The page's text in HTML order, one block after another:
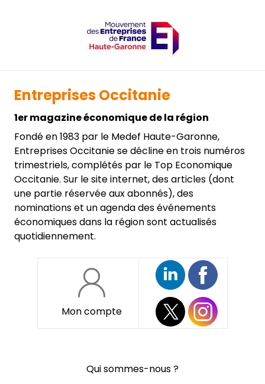
Entreprises Occitanie
1er magazine économique de la région
Fondé en 1983 par le Medef Haute-Garonne,
Entreprises Occitanie se décline en trois numéros
trimestriels, complétés par le Top Economique
Occitanie. Sur le site internet, des articles (dont
une partie réservée aux abonnés), des
nominations et un agenda des événements
économiques dans la région sont actualisés
quotidiennement.
Mon compte
Qui sommes-nous ?